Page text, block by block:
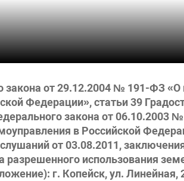
закона от 29.12.2004 № 191-ФЗ «О
Федерации», статьи 39
закона от 06.10.2003
в Российской
от 03.08.2011,
использования
г. Копейск, ул.